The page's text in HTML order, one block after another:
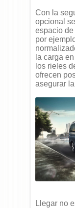
Con la
opcional
espacio de
por
la carga
los rieles
ofrecen
asegurar
Llegar no